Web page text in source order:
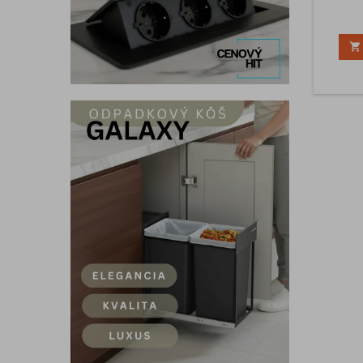
cez
sú
mm
a
je z
